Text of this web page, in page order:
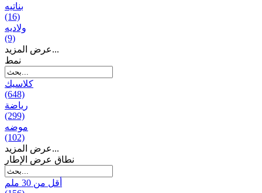
بناتیه
(16)
ولادیه
(9)
عرض المزيد...
نمط
كلاسيك
(648)
رياضة
(299)
موضه
(102)
عرض المزيد...
نطاق عرض الإطار
أقل من 30 ملم